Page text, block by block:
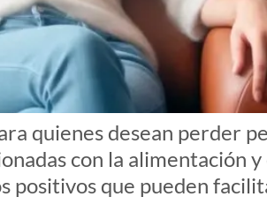
quienes desean perder
con la alimentación
positivos que pueden